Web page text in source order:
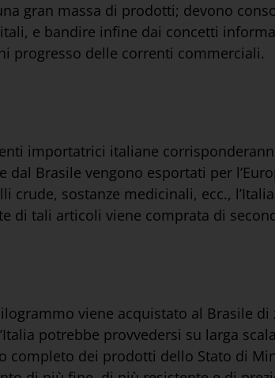
gran massa di prodotti; devono
e bandire infine dai concetti
progresso delle correnti commerciali.
importatrici italiane
dal Brasile vengono esportati per
crude, sostanze medicinali, ecc.,
di tali articoli viene comprata di
viene acquistato al Brasile
potrebbe provvedersi su larga
completo dei prodotti dello Stato di